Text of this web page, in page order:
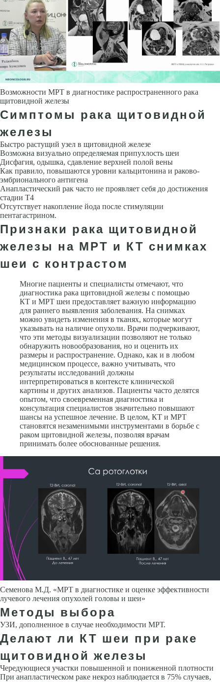
Возможности МРТ в диагностике распространенного рака
щитовидной железы
Симптомы рака щитовидной
железы
Быстро растущий узел в щитовидной железе
Возможна визуально опре­деляемая припухлость шеи
Дисфагия, одышка, сдавление верхней полой вены
Как правило, повышаются уровни кальцитонина и раково­
эмбрионального антигена
Анапластический рак часто не проявляет себя до достижения
стадии Т4
Отсутствует накопление йода после стимуля­ции
пентагастрином.
Признаки рака щитовидной
железы на МРТ и КТ снимках
шеи с контрастом
Многие пациенты и специалисты отмечают, что
диагностика рака щитовидной железы с помощью
КТ и МРТ шеи предоставляет важную информацию
для раннего выявления заболевания. На снимках
можно увидеть изменения в тканях, которые могут
указывать на наличие опухоли. Врачи подчеркивают,
что эти методы визуализации позволяют не только
обнаружить новообразования, но и оценить их
размеры и распространение. Однако, как и в любом
медицинском процессе, важно учитывать, что
результаты исследований должны
интерпретироваться в контексте клинической
картины и других анализов. Пациенты часто делятся
опытом, что своевременная диагностика и
консультация специалистов значительно повышают
шансы на успешное лечение. В целом, КТ и МРТ
становятся незаменимыми инструментами в борьбе с
раком щитовидной железы, позволяя врачам
принимать более обоснованные решения.
Семенова М.Д. «МРТ в диагностике и оценке эффективности
лучевого лечения опухолей головы и шеи»
Методы выбора
УЗИ, дополненное в случае необходимости МРТ.
Делают ли КТ шеи при раке
щитовидной железы
Чередующиеся участки повышенной и пониженной плотности
При ана­пластическом раке некроз наблюдается в 75% случаев,